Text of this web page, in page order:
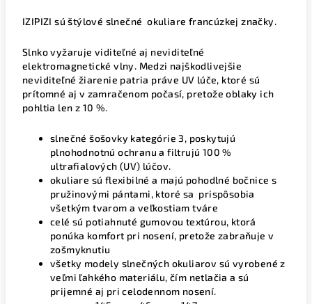
IZIPIZI sú štýlové slnečné okuliare francúzkej značky.
Slnko vyžaruje viditeľné aj neviditeľné
elektromagnetické vlny. Medzi najškodlivejšie
neviditeľné žiarenie patria práve UV lúče, ktoré sú
prítomné aj v zamračenom počasí, pretože oblaky ich
pohltia len z 10 %.
slnečné šošovky kategórie 3, poskytujú
plnohodnotnú ochranu a filtrujú 100 %
ultrafialových (UV) lúčov.
okuliare sú flexibilné a majú pohodlné bočnice s
pružinovými pántami, ktoré sa prispôsobia
všetkým tvarom a veľkostiam tváre
celé sú potiahnuté gumovou textúrou, ktorá
ponúka komfort pri nosení, pretože zabraňuje v
zošmyknutiu
všetky modely slnečných okuliarov sú vyrobené z
veľmi ľahkého materiálu, čím netlačia a sú
prijemné aj pri celodennom nosení.